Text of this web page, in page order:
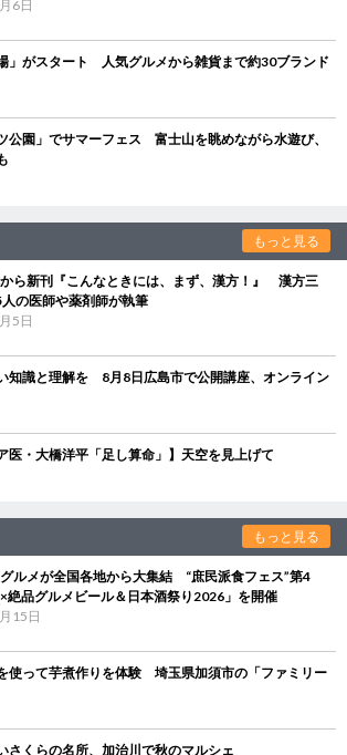
6日
」がスタート 人気グルメから雑貨まで約30ブランド
公園」でサマーフェス 富士山を眺めながら水遊び、
もっと見る
ら新刊『こんなときには、まず、漢方！』 漢方三
の医師や薬剤師が執筆
5日
知識と理解を 8月8日広島市で公開講座、オンライン
医・大橋洋平「足し算命」】天空を見上げて
もっと見る
ルメが全国各地から大集結 “庶民派食フェス”第4
絶品グルメビール＆日本酒祭り2026」を開催
15日
使って芋煮作りを体験 埼玉県加須市の「ファミリー
さくらの名所、加治川で秋のマルシェ